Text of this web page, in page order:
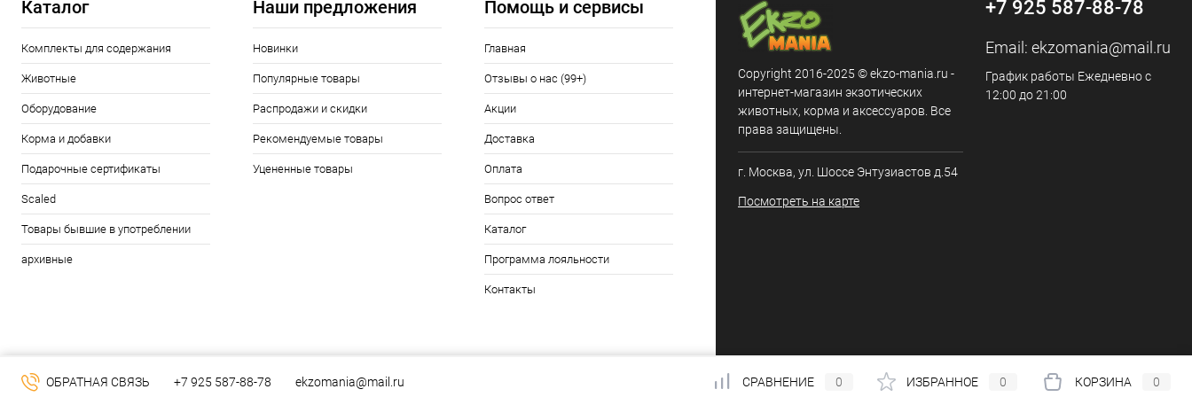
Каталог
Комплекты для содержания
Животные
Оборудование
Корма и добавки
Подарочные сертификаты
Scaled
Товары бывшие в употреблении
архивные
Наши предложения
Новинки
Популярные товары
Распродажи и скидки
Рекомендуемые товары
Уцененные товары
Помощь и сервисы
Главная
Отзывы о нас (99+)
Акции
Доставка
Оплата
Вопрос ответ
Каталог
Программа лояльности
Контакты
Copyright 2016-2025 © ekzo-mania.ru -
интернет-магазин экзотических
животных, корма и аксессуаров. Все
права защищены.
г. Москва, ул. Шоссе Энтузиастов д.54
Посмотреть на карте
+7 925 587-88-78
Email: ekzomania@mail.ru
График работы Ежедневно с
12:00 до 21:00
ОБРАТНАЯ СВЯЗЬ +7 925 587-88-78 ekzomania@mail.ru СРАВНЕНИЕ 0 ИЗБРАННОЕ 0 КОРЗИНА 0